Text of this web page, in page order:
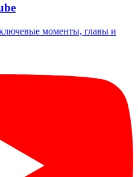
моменты, главы и